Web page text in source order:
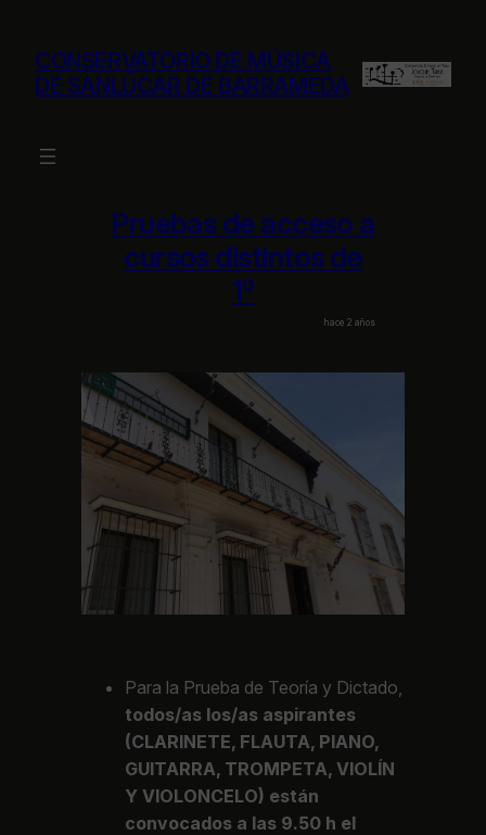
contenido
CONSERVATORIO DE MÚSICA
DE SANLÚCAR DE BARRAMEDA
Pruebas de acceso a
cursos distintos de
1º
hace 2 años
Para la Prueba de Teoría y Dictado
todos/as los/as aspirantes
(CLARINETE, FLAUTA, PIANO,
GUITARRA, TROMPETA, VIOLÍN
Y VIOLONCELO) están
convocados a las 9.50 h el